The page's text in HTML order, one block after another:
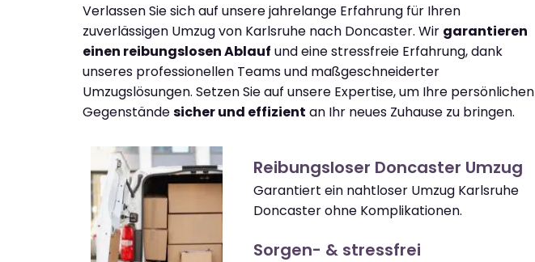
Verlassen Sie sich auf unsere jahrelange Erfahrung für Ihren
zuverlässigen Umzug von Karlsruhe nach Doncaster. Wir garantieren
einen reibungslosen Ablauf und eine stressfreie Erfahrung, dank
unseres professionellen Teams und maßgeschneiderter
Umzugslösungen. Setzen Sie auf unsere Expertise, um Ihre persönlichen
Gegenständesicher und effizient an Ihr neues Zuhause zu bringen.
Reibungsloser Doncaster Umzug
Garantiert ein nahtloser Umzug Karlsruhe
Doncaster ohne Komplikationen.
Sorgen- & stressfrei